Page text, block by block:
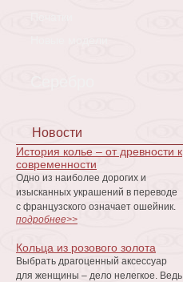
Новости
История колье – от древности к
современности
Одно из наиболее дорогих и
изысканных украшений в переводе
с французского означает ошейник.
подробнее>>
Кольца из розового золота
Выбрать драгоценный аксессуар
для женщины – дело нелегкое. Ведь